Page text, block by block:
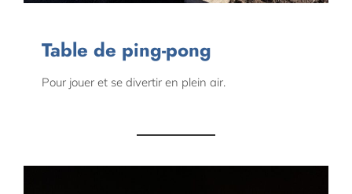
Table de ping-pong
Pour jouer et se divertir en plein air.